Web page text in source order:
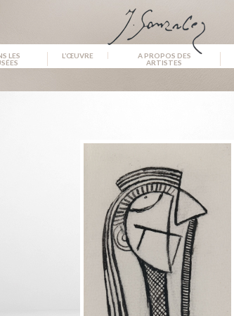
LES
L’ŒUVRE
A PROPOS DES
ARTISTES